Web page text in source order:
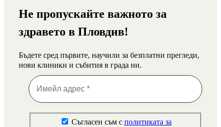
Не пропускайте важното за
здравето в Пловдив!
Бъдете сред първите, научили за безплатни прегледи,
нови клиники и събития в града ни.
Съгласен съм с политиката за